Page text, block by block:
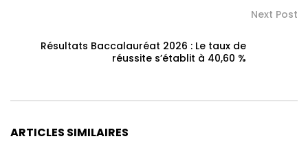
Next Post
Résultats Baccalauréat 2026 : Le taux de
réussite s’établit à 40,60 %
ARTICLES SIMILAIRES